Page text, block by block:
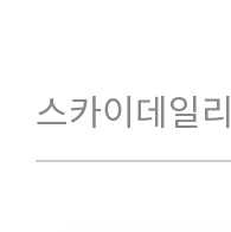
스카이데일리